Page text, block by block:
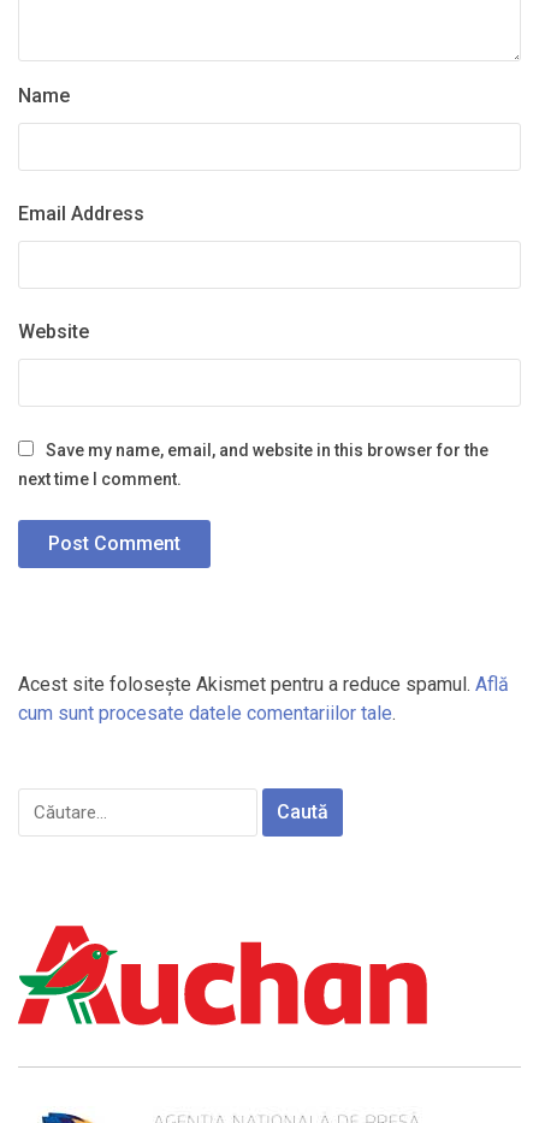
Name
Email Address
Website
Save my name, email, and website in this browser for the
next time I comment.
Acest site folosește Akismet pentru a reduce spamul. Află
cum sunt procesate datele comentariilor tale.
Caută
după: